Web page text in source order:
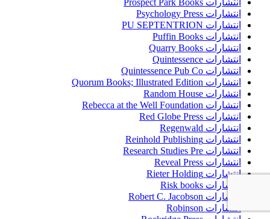
انتشارات Psychology Press
انتشارات PU SEPTENTRION
انتشارات Puffin Books
انتشارات Quarry Books
انتشارات Quintessence
انتشارات Quintessence Pub Co
انتشارات Quorum Books; Illustrated Edition
انتشارات Random House
انتشارات Rebecca at the Well Foundation
انتشارات Red Globe Press
انتشارات Regenwald
انتشارات Reinhold Publishing
انتشارات Research Studies Pre
انتشارات Reveal Press
انتشارات Rieter Holding
انتشارات Risk books
انتشارات Robert C. Jacobson
انتشارات Robinson